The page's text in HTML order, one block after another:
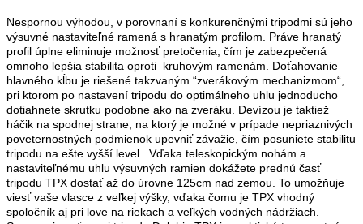
Nespornou výhodou, v porovnaní s konkurenčnými tripodmi sú jeho
výsuvné nastaviteľné ramená s hranatým profilom. Práve hranatý
profil úplne eliminuje možnosť pretočenia, čím je zabezpečená
omnoho lepšia stabilita oproti kruhovým ramenám. Doťahovanie
hlavného kĺbu je riešené takzvaným “zverákovým mechanizmom“,
pri ktorom po nastavení tripodu do optimálneho uhlu jednoducho
dotiahnete skrutku podobne ako na zveráku. Devízou je taktiež
háčik na spodnej strane, na ktorý je možné v prípade nepriaznivých
poveternostných podmienok upevniť závažie, čím posuniete stabilitu
tripodu na ešte vyšší level. Vďaka teleskopickým nohám a
nastaviteľnému uhlu výsuvných ramien dokážete prednú časť
tripodu TPX dostať až do úrovne 125cm nad zemou. To umožňuje
viesť vaše vlasce z veľkej výšky, vďaka čomu je TPX vhodný
spoločník aj pri love na riekach a veľkých vodných nádržiach.